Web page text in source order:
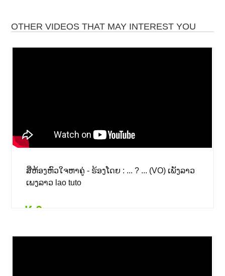
OTHER VIDEOS THAT MAY INTEREST YOU
ສີ່ຫ້ອງຫົວໃຈຫາຄູ່ - ຮ້ອງໂດຍ : ... ? ... (VO) ເພັງລາວ
ເພງລາວ lao tuto
₭ 0